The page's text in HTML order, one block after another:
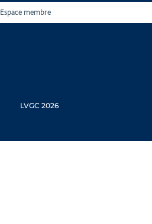
Espace membre
LVGC 2026